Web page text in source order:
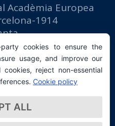
Acadèmia Europea
1914
cookies to ensure the
usage, and improve our
reject non-essential
Cookie policy
ALL